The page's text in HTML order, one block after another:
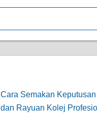
Cara Semakan
dan Rayuan Kolej